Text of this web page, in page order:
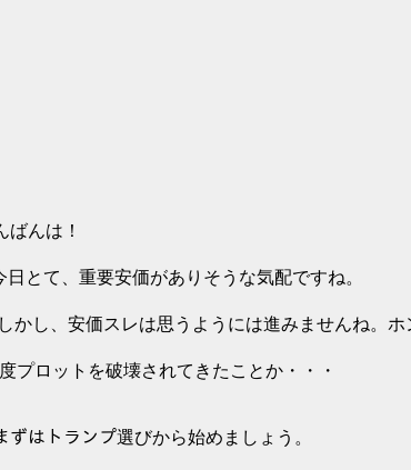
！
ありそうな気配ですね。
は進みませんね。ホン
てきたことか・・・
から始めましょう。